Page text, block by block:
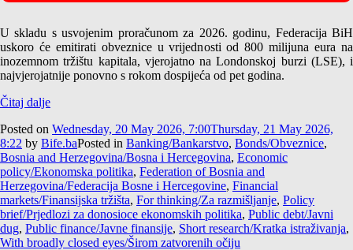
U skladu s usvojenim proračunom za 2026. godinu, Federacija BiH
uskoro će emitirati obveznice u vrijednosti od 800 milijuna eura na
inozemnom tržištu kapitala, vjerojatno na Londonskoj burzi (LSE), i
najvjerojatnije ponovno s rokom dospijeća od pet godina.
Čitaj dalje
Posted on Wednesday, 20 May 2026, 7:00Thursday, 21 May 2026,
8:22 by Bife.baPosted in Banking/Bankarstvo, Bonds/Obveznice,
Bosnia and Herzegovina/Bosna i Hercegovina, Economic
policy/Ekonomska politika, Federation of Bosnia and
Herzegovina/Federacija Bosne i Hercegovine, Financial
markets/Finansijska tržišta, For thinking/Za razmišljanje, Policy
brief/Prjedlozi za donosioce ekonomskih politika, Public debt/Javni
dug, Public finance/Javne finansije, Short research/Kratka istraživanja,
With broadly closed eyes/Širom zatvorenih očiju